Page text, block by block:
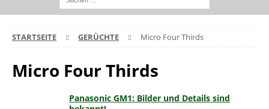
STARTSEITE GERÜCHTE Micro Four Thirds
Micro Four Thirds
Panasonic GM1: Bilder und Details sind